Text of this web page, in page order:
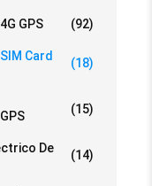
GPS (92)
Card
(18)
(15)
De
(14)